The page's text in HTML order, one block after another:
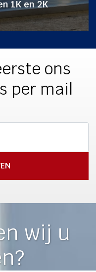
1K en 2K
ons
per mail
wij u